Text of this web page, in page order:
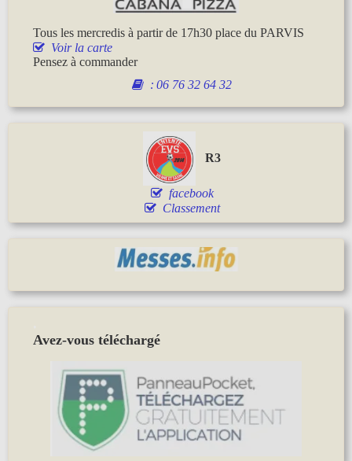
Tous les mercredis à partir de 17h30 place du PARVIS
Voir la carte
Pensez à commander
: 06 76 32 64 32
R3
facebook
Classement
Avez-vous téléchargé